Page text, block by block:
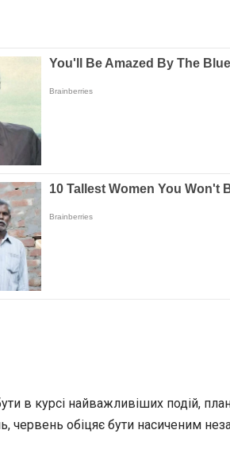
в курсі найважливіших подій,
червень обіцяє бути насиченим